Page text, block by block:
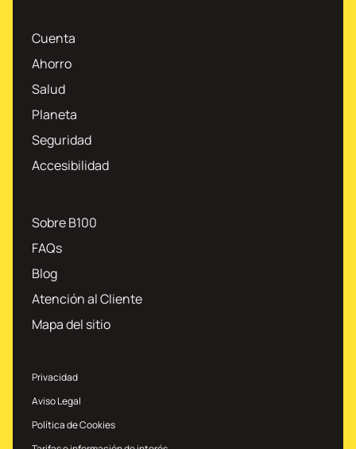
Cuenta
Ahorro
Salud
Planeta
Seguridad
Accesibilidad
Sobre B100
FAQs
Blog
Atención al Cliente
Mapa del sitio
Privacidad
Aviso Legal
Política de Cookies